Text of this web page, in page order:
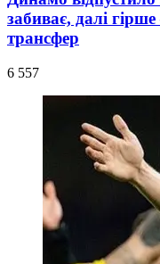
забиває, далі
трансфер
6 557